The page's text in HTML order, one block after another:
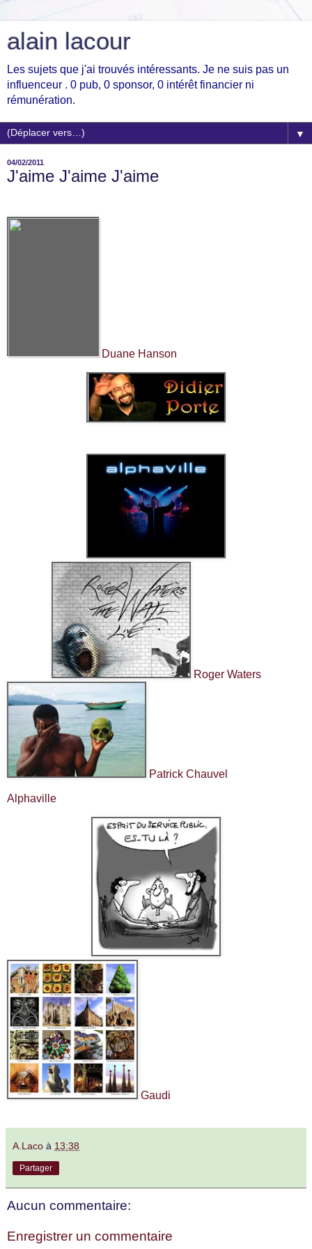
alain lacour
Les sujets que j'ai trouvés intéressants. Je ne suis pas un
influenceur . 0 pub, 0 sponsor, 0 intérêt financier ni
rémunération.
▼
04/02/2011
J'aime J'aime J'aime
Duane Hanson
Roger Waters
Patrick Chauvel
Alphaville
Gaudi
A.Laco à 13:38
Partager
Aucun commentaire:
Enregistrer un commentaire